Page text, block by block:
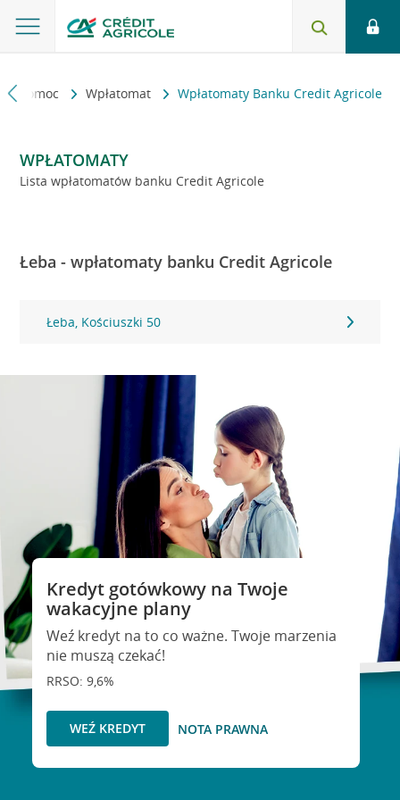
i pomoc Wpłatomat Wpłatomaty Banku Credit Agricole
WPŁATOMATY
Lista wpłatomatów banku Credit Agricole
Łeba - wpłatomaty banku Credit Agricole
Łeba, Kościuszki 50
Kredyt gotówkowy na Twoje
wakacyjne plany
Weź kredyt na to co ważne. Twoje marzenia
nie muszą czekać!
RRSO: 9,6%
WEŹ KREDYT NOTA PRAWNA